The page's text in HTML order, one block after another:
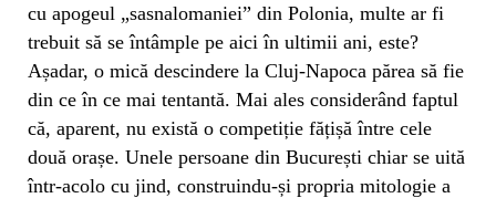
cu apogeul „sasnalomaniei” din Polonia, multe ar fi
trebuit să se întâmple pe aici în ultimii ani, este?
Așadar, o mică descindere la Cluj-Napoca părea să fie
din ce în ce mai tentantă. Mai ales considerând faptul
că, aparent, nu există o competiție fățișă între cele
două orașe. Unele persoane din București chiar se uită
într-acolo cu jind, construindu-și propria mitologie a